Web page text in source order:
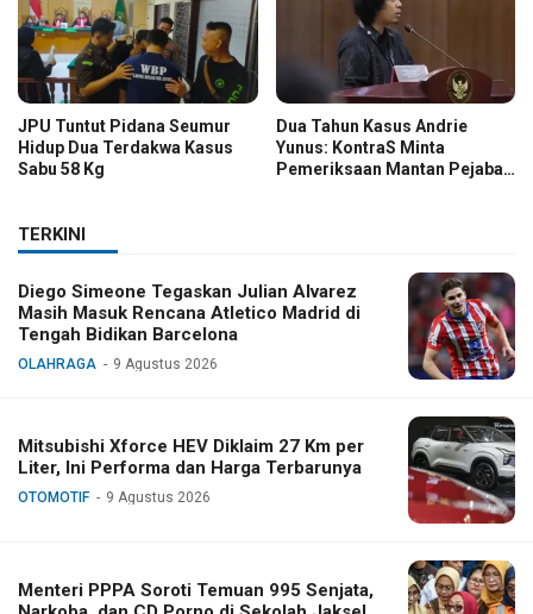
JPU Tuntut Pidana Seumur
Hidup Dua Terdakwa Kasus
Sabu 58 Kg
Dua Tahun Kasus Andrie
Yunus: KontraS Minta
Pemeriksaan Mantan Pejabat
TERKINI
Diego Simeone Tegaskan Julian Alvarez
Masih Masuk Rencana Atletico Madrid di
Tengah Bidikan Barcelona
OLAHRAGA 9 Agustus 2026
Mitsubishi Xforce HEV Diklaim 27 Km per
Liter, Ini Performa dan Harga Terbarunya
OTOMOTIF 9 Agustus 2026
Menteri PPPA Soroti Temuan 995 Senjata,